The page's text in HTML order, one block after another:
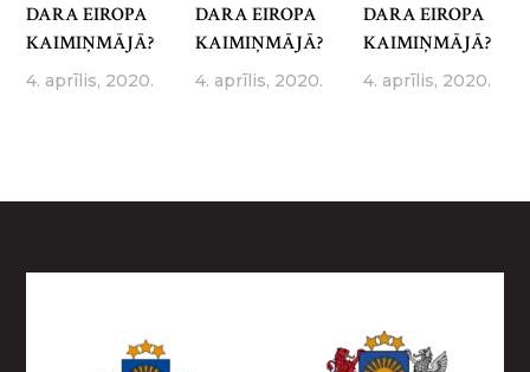
DARA EIROPA
KAIMIŅMĀJĀ?
4. aprīlis, 2020.
DARA EIROPA
KAIMIŅMĀJĀ?
4. aprīlis, 2020.
DARA EIROPA
KAIMIŅMĀJĀ?
4. aprīlis, 2020.